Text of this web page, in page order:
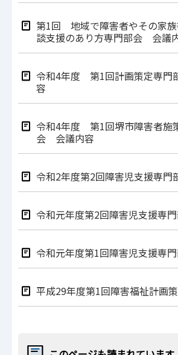
第1回 地域で障害者やその家
談支援のあり方専門部会 会議
令和4年度 第1回計画策定専
容
令和4年度 第1回堺市障害者施
会 会議内容
令和2年度第2回障害児支援専門
令和元年度第2回障害児支援専
令和元年度第1回障害児支援専
平成29年度第1回障害福祉計画